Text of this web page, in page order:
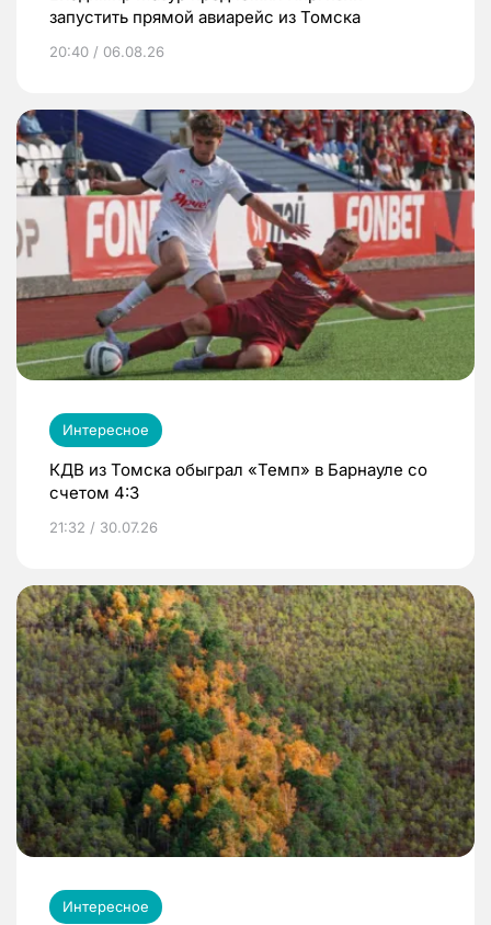
запустить прямой авиарейс из Томска
20:40 / 06.08.26
Интересное
КДВ из Томска обыграл «Темп» в Барнауле со
счетом 4:3
21:32 / 30.07.26
Интересное